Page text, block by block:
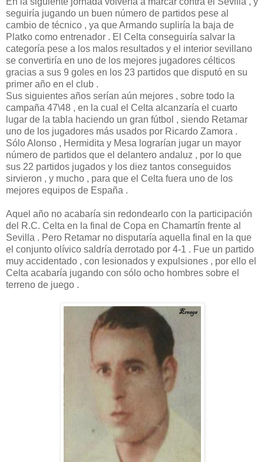
seguiría jugando un buen número de partidos pese al
cambio de técnico , ya que Armando supliría la baja de
Platko como entrenador . El Celta conseguiría salvar la
categoría pese a los malos resultados y el interior sevillano
se convertiría en uno de los mejores jugadores célticos
gracias a sus 9 goles en los 23 partidos que disputó en su
primer año en el club .
Sus siguientes años serían aún mejores , sobre todo la
campaña 47\48 , en la cual el Celta alcanzaría el cuarto
lugar de la tabla haciendo un gran fútbol , siendo Retamar
uno de los jugadores más usados por Ricardo Zamora .
Sólo Alonso , Hermidita y Mesa lograrían jugar un mayor
número de partidos que el delantero andaluz , por lo que
sus 22 partidos jugados y los diez tantos conseguidos
sirvieron , y mucho , para que el Celta fuera uno de los
mejores equipos de España .
Aquel año no acabaría sin redondearlo con la participación
del R.C. Celta en la final de Copa en Chamartín frente al
Sevilla . Pero Retamar no disputaría aquella final en la que
el conjunto olívico saldría derrotado por 4-1 . Fue un partido
muy accidentado , con lesionados y expulsiones , por ello el
Celta acabaría jugando con sólo ocho hombres sobre el
terreno de juego .